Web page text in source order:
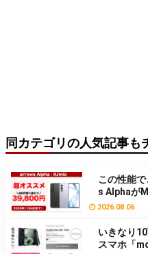
同カテゴリの人気記事も
この性能
s Alphaが
2026.08.06
いきなり
スマホ「